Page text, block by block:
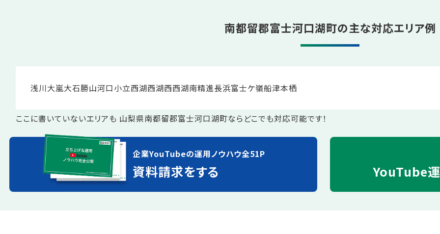
南都留郡富士河口湖町の主な対応エリア例
浅川大嵐大石勝山河口小立西湖西湖西西湖南精進長浜富士ケ嶺船津本栖
ここに書いていないエリアも 山梨県南都留郡富士河口湖町ならどこでも対応可能です！
企業YouTubeの運用ノウハウ全51P
資料請求をする YouTube